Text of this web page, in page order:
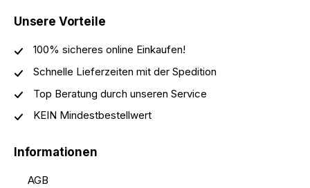
Unsere Vorteile
100% sicheres online Einkaufen!
Schnelle Lieferzeiten mit der Spedition
Top Beratung durch unseren Service
KEIN Mindestbestellwert
Informationen
AGB